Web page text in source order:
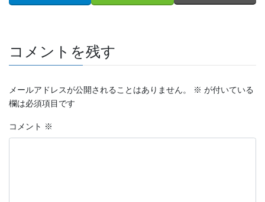
コメントを残す
メールアドレスが公開されることはありません。 ※ が付いている
欄は必須項目です
コメント ※
2023年4月
2023年3月
2023年1月